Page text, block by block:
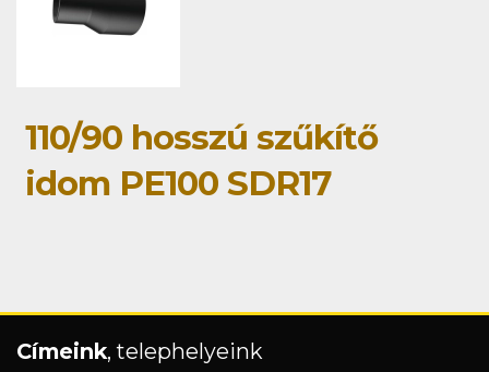
110/90 hosszú szűkítő
idom PE100 SDR17
Címeink, telephelyeink